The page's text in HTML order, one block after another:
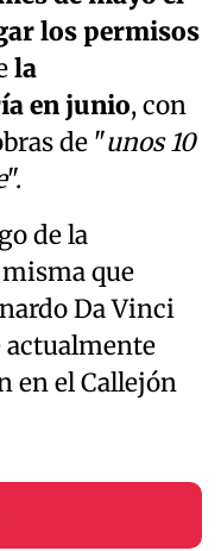
los permisos
la
en junio, con
de "unos 10
".
de la
que
Da Vinci
actualmente
en el Callejón